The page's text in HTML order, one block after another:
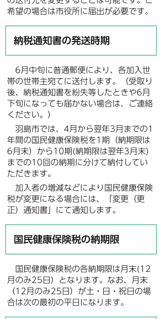
希望の場合は市役所に届出が必要です。
納税通知書の発送時期
6月中旬に普通郵便により、各加入世
帯の世帯主宛てに送付します。（受取り
後、納税通知書を紛失等したときや6月
下旬になっても届かない場合は、ご連絡
ください。）
羽島市では、4月から翌年3月までの1
年間の国民健康保険税を1期（納期限は
6月末）から10期(納期限は翌年3月末)
までの10回の納期に分けて納付してい
ただきます。
加入者の増減などにより国民健康保険
税が変更になる場合には、「変更（更
正）通知書」にて通知します。
国民健康保険税の納期限
国民健康保険税の各納期限は月末(12
月のみ25日）となります。なお、月末
（12月のみ25日）が土・日・祝日の場
合は次の最初の平日になります。